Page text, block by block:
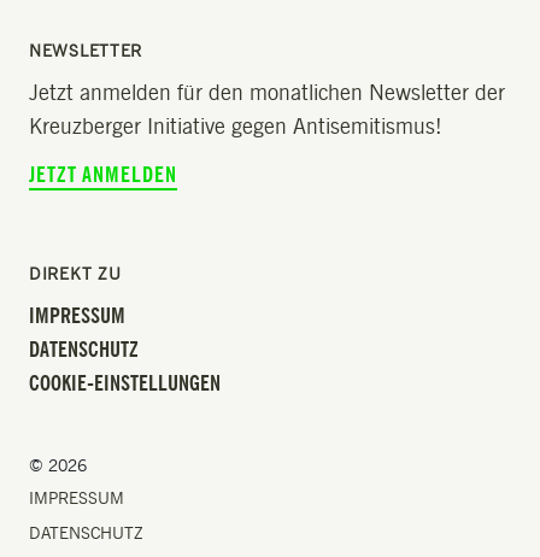
NEWSLETTER
Jetzt anmelden für den monatlichen Newsletter der
Kreuzberger Initiative gegen Antisemitismus!
JETZT ANMELDEN
DIREKT ZU
IMPRESSUM
DATENSCHUTZ
COOKIE-EINSTELLUNGEN
© 2026
IMPRESSUM
DATENSCHUTZ